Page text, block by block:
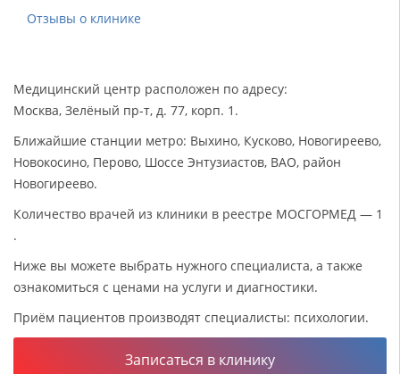
Отзывы о клинике
Медицинский центр расположен по адресу:
Москва, Зелёный пр-т, д. 77, корп. 1.
Ближайшие станции метро: Выхино, Кусково, Новогиреево,
Новокосино, Перово, Шоссе Энтузиастов, ВАО, район
Новогиреево.
Количество врачей из клиники в реестре МОСГОРМЕД — 1
.
Ниже вы можете выбрать нужного специалиста, а также
ознакомиться с ценами на услуги и диагностики.
Приём пациентов производят специалисты: психологии.
Записаться в клинику